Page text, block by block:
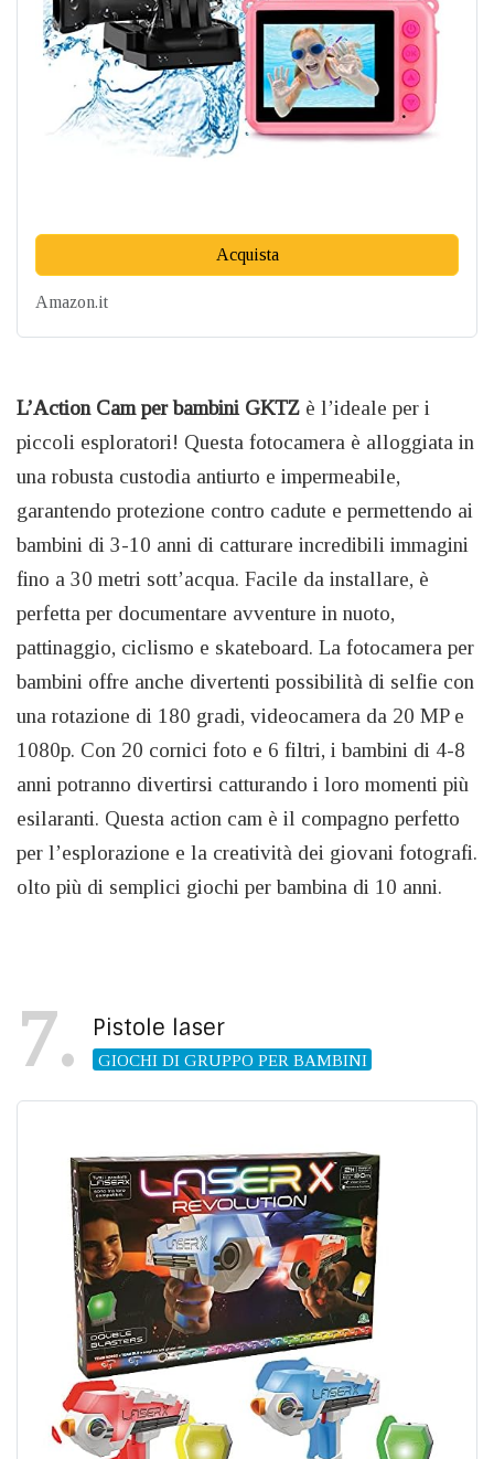
Acquista
Amazon.it
L’Action Cam per bambini GKTZ è l’ideale per i
piccoli esploratori! Questa fotocamera è alloggiata in
una robusta custodia antiurto e impermeabile,
garantendo protezione contro cadute e permettendo ai
bambini di 3-10 anni di catturare incredibili immagini
fino a 30 metri sott’acqua. Facile da installare, è
perfetta per documentare avventure in nuoto,
pattinaggio, ciclismo e skateboard. La fotocamera per
bambini offre anche divertenti possibilità di selfie con
una rotazione di 180 gradi, videocamera da 20 MP e
1080p. Con 20 cornici foto e 6 filtri, i bambini di 4-8
anni potranno divertirsi catturando i loro momenti più
esilaranti. Questa action cam è il compagno perfetto
per l’esplorazione e la creatività dei giovani fotografi.
olto più di semplici giochi per bambina di 10 anni.
7 Pistole laser
GIOCHI DI GRUPPO PER BAMBINI